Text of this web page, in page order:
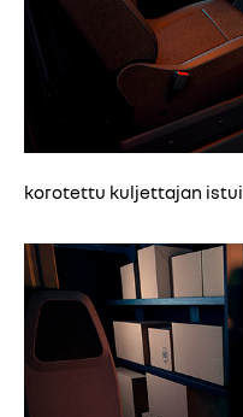
korotettu kuljettajan